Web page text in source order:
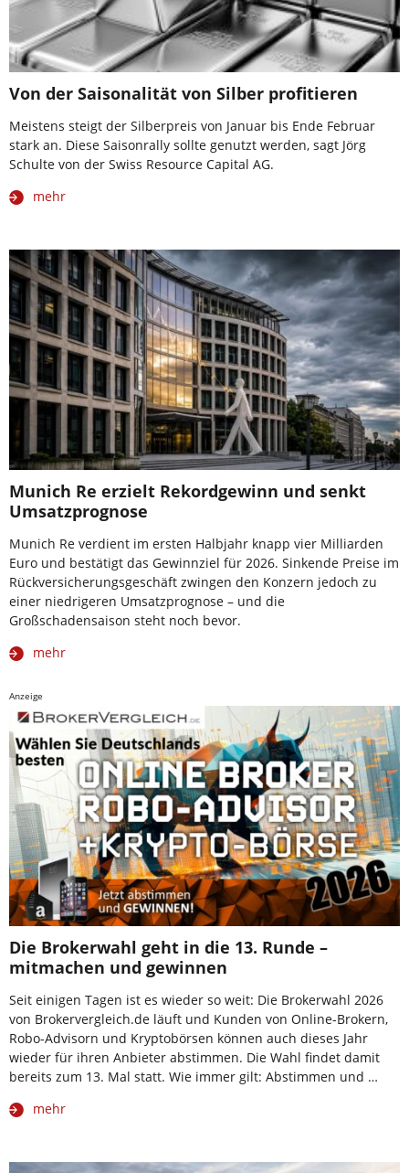
Von der Saisonalität von Silber profitieren
Meistens steigt der Silberpreis von Januar bis Ende Februar
stark an. Diese Saisonrally sollte genutzt werden, sagt Jörg
Schulte von der Swiss Resource Capital AG.
mehr
Munich Re erzielt Rekordgewinn und senkt
Umsatzprognose
Munich Re verdient im ersten Halbjahr knapp vier Milliarden
Euro und bestätigt das Gewinnziel für 2026. Sinkende Preise im
Rückversicherungsgeschäft zwingen den Konzern jedoch zu
einer niedrigeren Umsatzprognose – und die
Großschadensaison steht noch bevor.
mehr
Anzeige
Die Brokerwahl geht in die 13. Runde –
mitmachen und gewinnen
Seit einigen Tagen ist es wieder so weit: Die Brokerwahl 2026
von Brokervergleich.de läuft und Kunden von Online-Brokern,
Robo-Advisorn und Kryptobörsen können auch dieses Jahr
wieder für ihren Anbieter abstimmen. Die Wahl findet damit
bereits zum 13. Mal statt. Wie immer gilt: Abstimmen und …
mehr